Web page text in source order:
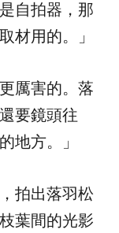
自拍器，那
材用的。」
厲害的。落
要鏡頭往
地方。」
拍出落羽松
葉間的光影